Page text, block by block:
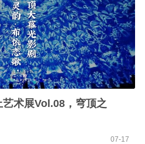
艺术展Vol.08，穹顶之
07-17